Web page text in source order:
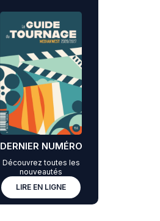
DERNIER NUMÉRO
Découvrez toutes les
nouveautés
LIRE EN LIGNE